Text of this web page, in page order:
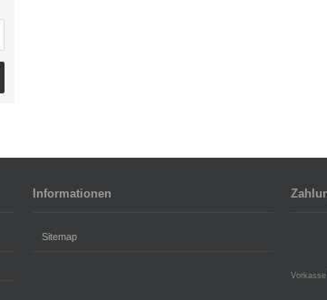
Informationen
Sitemap